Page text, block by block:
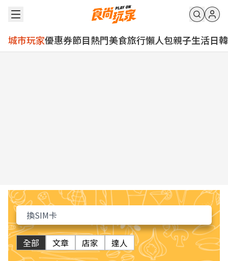
城市玩家優惠券節目熱門美食旅行懶人包親子生活日韓
全部 文章 店家 達人